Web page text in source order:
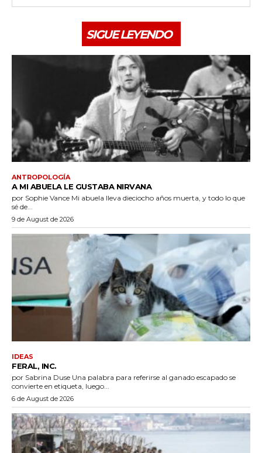
SIGUE LEYENDO
ANTROPOLOGÍA
A MI ABUELA LE GUSTABA NIRVANA
por Sophie Vance Mi abuela lleva dieciocho años muerta, y todo lo que
sé de...
9 de August de 2026
IDEAS
FERAL, INC.
por Sabrina Duse Una palabra para referirse al ganado escapado se
convierte en etiqueta, luego...
6 de August de 2026